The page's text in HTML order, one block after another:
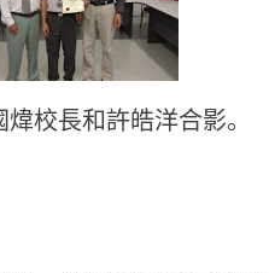
校長和許皓洋合影。